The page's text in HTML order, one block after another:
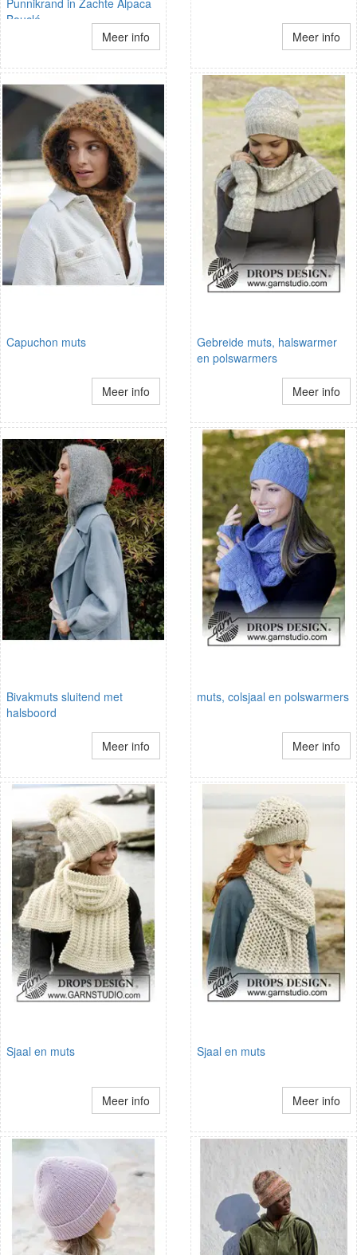
Bouclé
Meer info
Meer info
Capuchon muts
Meer info
Gebreide muts, halswarmer
en polswarmers
Meer info
Bivakmuts sluitend met
halsboord
Meer info
muts, colsjaal en polswarmers
Meer info
Sjaal en muts
Meer info
Sjaal en muts
Meer info